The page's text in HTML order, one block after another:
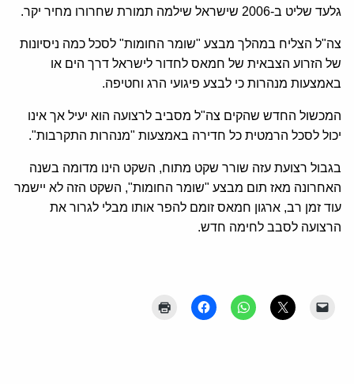
גלעד שליט ב-2006 שישראל שילמה תמורת שחרורו מחיר יקר.
צה"ל הצליח במהלך מבצע "שומר החומות" לסכל כמה ניסיונות
של הזרוע הצבאית של חמאס לחדור לישראל דרך הים או
באמצעות מנהרות כי לבצע פיגועי הרג וחטיפה.
המכשול החדש שהקים צה"ל מסביב לרצועה הוא יעיל אך אינו
יכול לסכל הרמטית כל חדירה באמצעות "מנהרות התקרבות".
בגבול רצועת עזה שורר שקט מתוח, השקט הינו מדומה בשנה
האחרונה מאז תום מבצע "שומר החומות", השקט הזה לא יישמר
עוד זמן רב, ארגון חמאס זומם להפר אותו מבלי לגרור את
הרצועה לסבב לחימה חדש.